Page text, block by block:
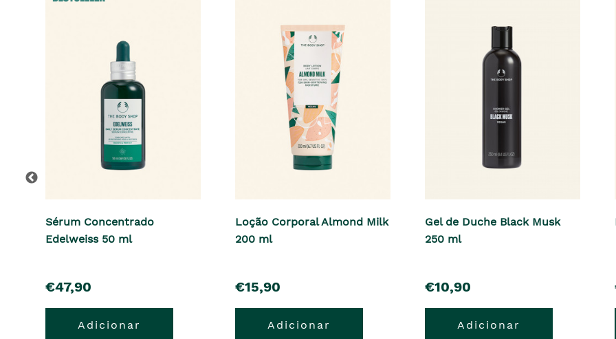
Sérum Concentrado
Edelweiss 50 ml
pre�o
€47,90
Adicionar
Loção Corporal Almond Milk
200 ml
pre�o
€15,90
Adicionar
Gel de Duche Black Musk
250 ml
pre�o
€10,90
Adicionar